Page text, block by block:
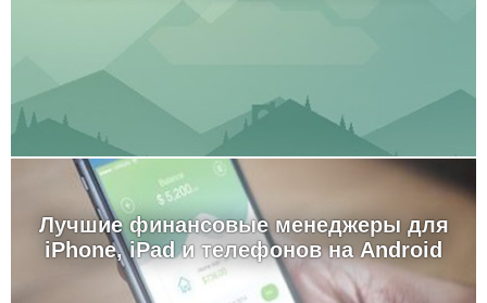
Лучшие финансовые менеджеры для
iPhone, iPad и телефонов на Android